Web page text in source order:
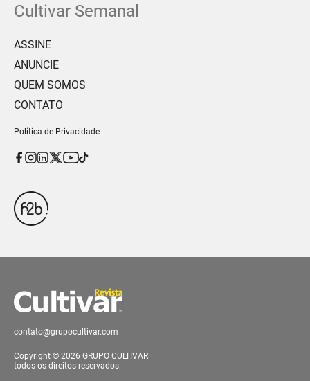
Cultivar Semanal
ASSINE
ANUNCIE
QUEM SOMOS
CONTATO
Política de Privacidade
contato@grupocultivar.com
Copyright © 2026 GRUPO CULTIVAR
todos os direitos reservados.